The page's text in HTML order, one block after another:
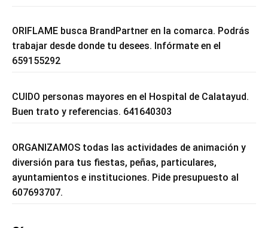
ORIFLAME busca BrandPartner en la comarca. Podrás
trabajar desde donde tu desees. Infórmate en el
659155292
CUIDO personas mayores en el Hospital de Calatayud.
Buen trato y referencias. 641640303
ORGANIZAMOS todas las actividades de animación y
diversión para tus fiestas, peñas, particulares,
ayuntamientos e instituciones. Pide presupuesto al
607693707.